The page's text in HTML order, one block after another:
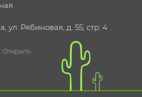
ул. Рябиновая, д. 55, стр. 4
10-10
Открыть